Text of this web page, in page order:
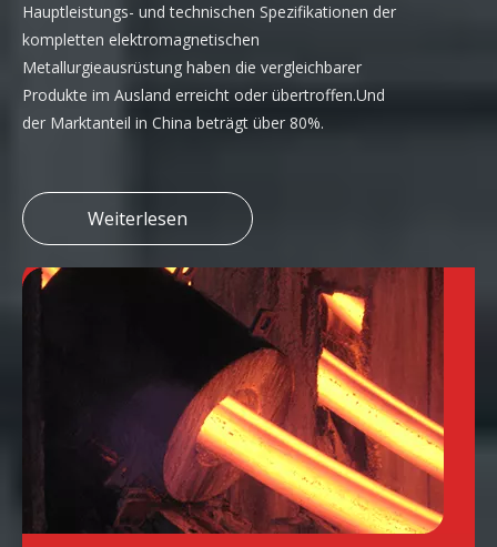
Hauptleistungs- und technischen Spezifikationen der
kompletten elektromagnetischen
Metallurgieausrüstung haben die vergleichbarer
Produkte im Ausland erreicht oder übertroffen.Und
der Marktanteil in China beträgt über 80%.
Weiterlesen